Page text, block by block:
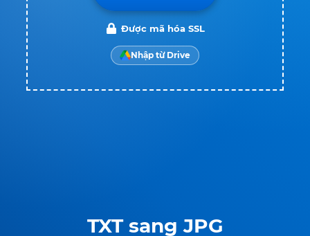
TXT sang JPG
Được mã hóa SSL
Nhập từ Drive